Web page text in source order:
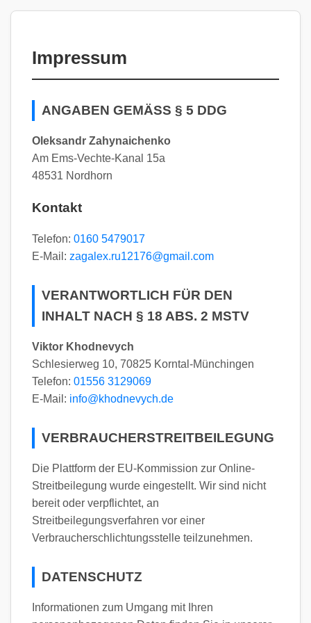
Impressum
ANGABEN GEMÄSS § 5 DDG
Oleksandr Zahynaichenko
Am Ems-Vechte-Kanal 15a
48531 Nordhorn
Kontakt
Telefon: 0160 5479017
E-Mail: zagalex.ru12176@gmail.com
VERANTWORTLICH FÜR DEN
INHALT NACH § 18 ABS. 2 MSTV
Viktor Khodnevych
Schlesierweg 10, 70825 Korntal-Münchingen
Telefon: 01556 3129069
E-Mail: info@khodnevych.de
VERBRAUCHERSTREITBEILEGUNG
Die Plattform der EU-Kommission zur Online-
Streitbeilegung wurde eingestellt. Wir sind nicht
bereit oder verpflichtet, an
Streitbeilegungsverfahren vor einer
Verbraucherschlichtungsstelle teilzunehmen.
DATENSCHUTZ
Informationen zum Umgang mit Ihren